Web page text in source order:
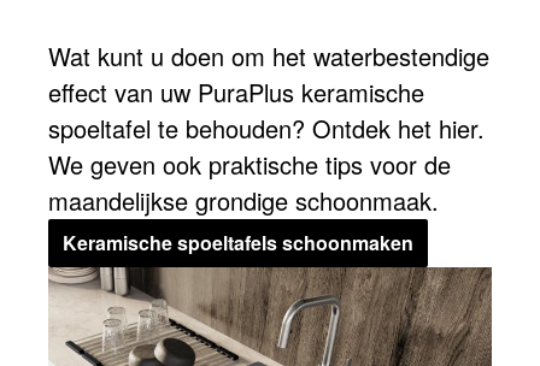
Wat kunt u doen om het waterbestendige
effect van uw PuraPlus keramische
spoeltafel te behouden? Ontdek het hier.
We geven ook praktische tips voor de
maandelijkse grondige schoonmaak.
Keramische spoeltafels schoonmaken